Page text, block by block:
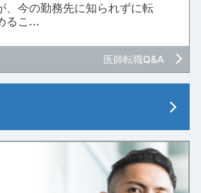
、今の勤務先に知られずに転
るこ...
医師転職Q&A